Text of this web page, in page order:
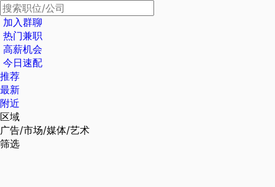
加入群聊
热门兼职
高薪机会
今日速配
推荐
最新
附近
区域
广告/市场/媒体/艺术
筛选